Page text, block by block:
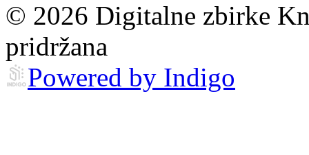
© 2026 Digitalne zbirke
pridržana
Powered by Indigo